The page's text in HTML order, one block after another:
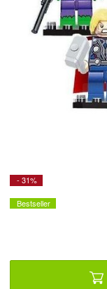
- 31%
Bestseller